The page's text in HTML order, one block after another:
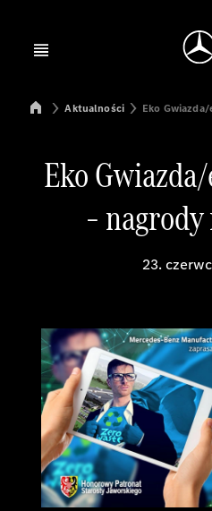
Open menu
Mercedes-Benz Manufacturing
Aktualności Eko
Eko
–
23.